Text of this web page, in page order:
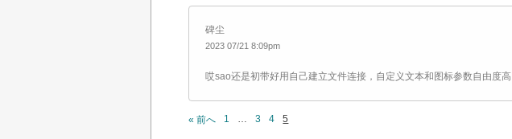
碑尘
2023 07/21 8:09pm
哎sao还是初带好用自己建立文件连接，自定义文本和图标参数自由度高
« 前へ 1 … 3 4 5